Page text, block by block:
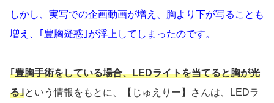
しかし、実写での企画動画が増え、胸より下が写ることも
増え、｢豊胸疑惑｣が浮上してしまったのです。
｢豊胸手術をしている場合、LEDライトを当てると胸が光
る｣という情報をもとに、【じゅえりー】さんは、LEDラ